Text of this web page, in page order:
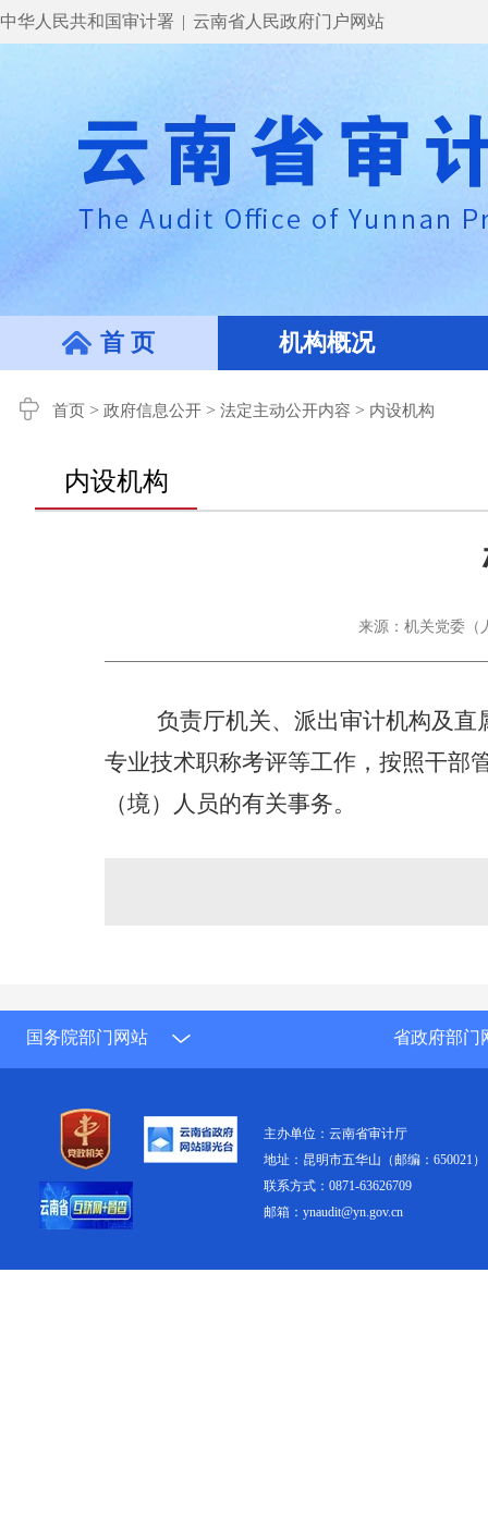
中华人民共和国审计署 | 云南省人民政府门户网站
首 页 机构概况
首页 > 政府信息公开 > 法定主动公开内容 > 内设机构
内设机构
来源：机关党委
负责厅机关、派出审计机构及
专业技术职称考评等工作，按照干部
（境）人员的有关事务。
国务院部门网站 省政府部门
主办单位：云南省审计厅
地址：昆明市五华山（邮编：650021）
联系方式：0871-63626709
邮箱：ynaudit@yn.gov.cn